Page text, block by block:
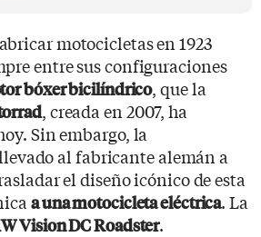
motocicletas en 1923
entre sus configuraciones
bóxer bicilíndrico, que la
, creada en 2007, ha
Sin embargo, la
al fabricante alemán a
el diseño icónico de esta
a una motocicleta eléctrica. La
Vision DC Roadster.